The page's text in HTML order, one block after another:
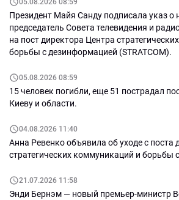
05.08.2026 08:59
Президент Майя Санду подписала указ о
председатель Совета телевидения и
на пост директора Центра
борьбы с дезинформацией (STRATCOM).
05.08.2026 08:59
15 человек погибли, еще 51 пострадал
Киеву и области.
04.08.2026 11:40
Анна Ревенко объявила об уходе с поста
стратегических коммуникаций и борьбы
21.07.2026 11:58
Энди Бернэм — новый премьер-министр